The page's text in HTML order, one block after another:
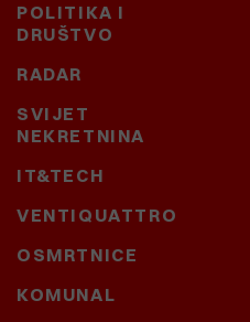
POLITIKA I
DRUŠTVO
RADAR
SVIJET
NEKRETNINA
IT&TECH
VENTIQUATTRO
OSMRTNICE
KOMUNAL